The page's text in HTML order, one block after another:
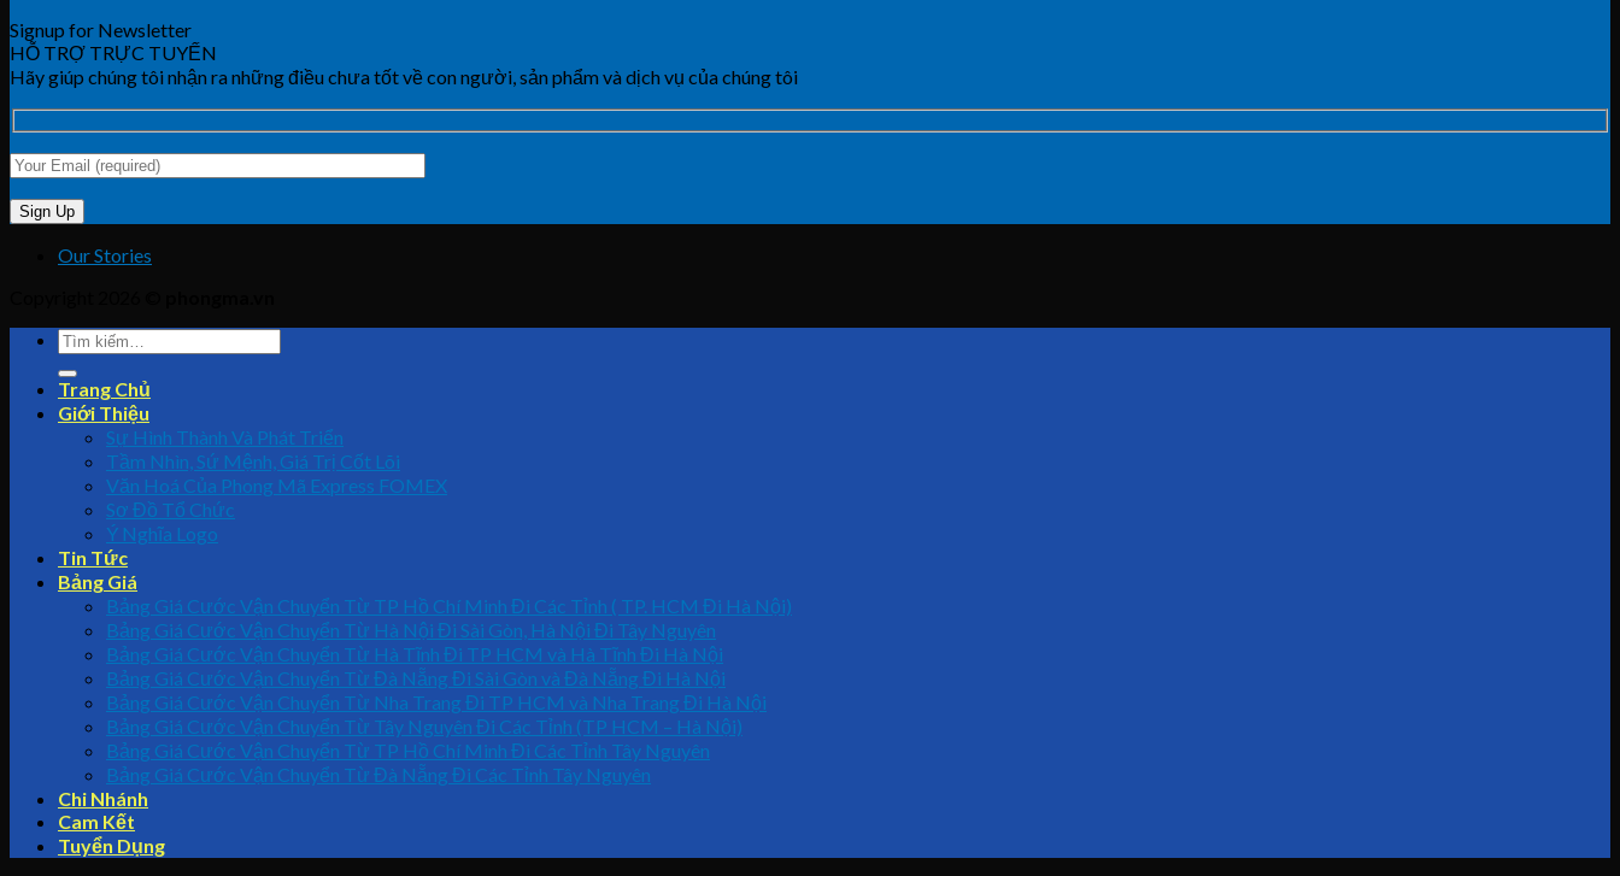
Signup for Newsletter
HỖ TRỢ TRỰC TUYẾN
Hãy giúp chúng tôi nhận ra những điều chưa tốt về con người, sản phẩm và dịch vụ của chúng tôi
Our Stories
Trang Chủ
Giới Thiệu
Sự Hình Thành Và Phát Triển
Tầm Nhìn, Sứ Mệnh, Giá Trị Cốt Lõi
Văn Hoá Của Phong Mã Express FOMEX
Sơ Đồ Tổ Chức
Ý Nghĩa Logo
Tin Tức
Bảng Giá
Bảng Giá Cước Vận Chuyển Từ TP Hồ Chí Minh Đi Các Tỉnh ( TP. HCM Đi Hà Nội)
Bảng Giá Cước Vận Chuyển Từ Hà Nội Đi Sài Gòn, Hà Nội Đi Tây Nguyên
Bảng Giá Cước Vận Chuyển Từ Hà Tĩnh Đi TP HCM và Hà Tĩnh Đi Hà Nội
Bảng Giá Cước Vận Chuyển Từ Đà Nẵng Đi Sài Gòn và Đà Nẵng Đi Hà Nội
Bảng Giá Cước Vận Chuyển Từ Nha Trang Đi TP HCM và Nha Trang Đi Hà Nội
Bảng Giá Cước Vận Chuyển Từ Tây Nguyên Đi Các Tỉnh (TP HCM – Hà Nội)
Bảng Giá Cước Vận Chuyển Từ TP Hồ Chí Minh Đi Các Tỉnh Tây Nguyên
Bảng Giá Cước Vận Chuyển Từ Đà Nẵng Đi Các Tỉnh Tây Nguyên
Chi Nhánh
Cam Kết
Tuyển Dụng